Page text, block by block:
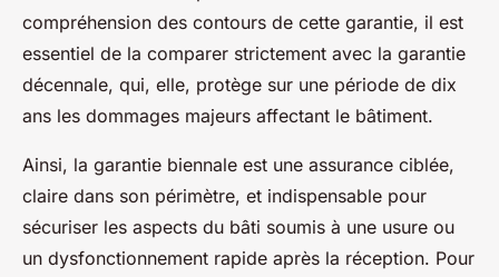
compréhension des contours de cette garantie, il est
essentiel de la comparer strictement avec la garantie
décennale, qui, elle, protège sur une période de dix
ans les dommages majeurs affectant le bâtiment.
Ainsi, la garantie biennale est une assurance ciblée,
claire dans son périmètre, et indispensable pour
sécuriser les aspects du bâti soumis à une usure ou
un dysfonctionnement rapide après la réception. Pour